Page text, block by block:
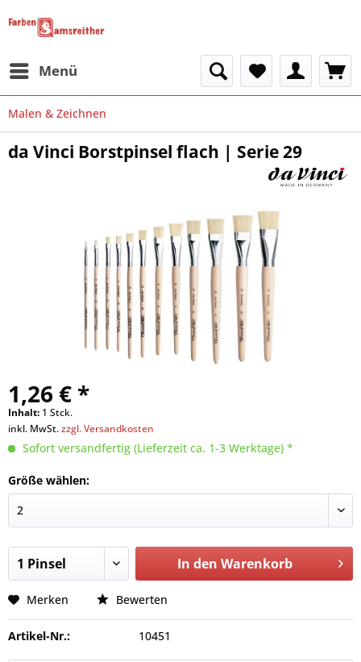
Menü
Malen & Zeichnen
da Vinci Borstpinsel flach | Serie 29
1,26 € *
Inhalt: 1 Stck.
inkl. MwSt.zzgl. Versandkosten
Sofort versandfertig (Lieferzeit ca. 1-3 Werktage) *
Größe wählen:
In den Warenkorb
Merken Bewerten
Artikel-Nr.: 10451